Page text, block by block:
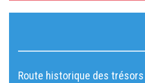
Route historique des